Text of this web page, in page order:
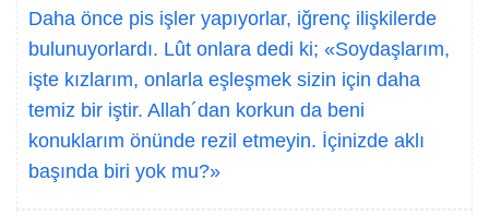
Daha önce pis işler yapıyorlar, iğrenç ilişkilerde
bulunuyorlardı. Lût onlara dedi ki; «Soydaşlarım,
işte kızlarım, onlarla eşleşmek sizin için daha
temiz bir iştir. Allah´dan korkun da beni
konuklarım önünde rezil etmeyin. İçinizde aklı
başında biri yok mu?»